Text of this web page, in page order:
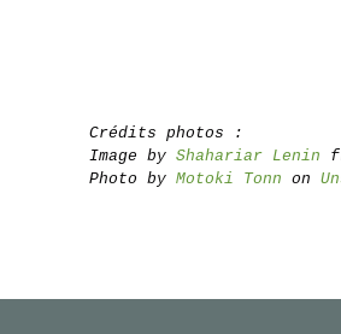
Crédits photos :
Image by Shahariar Lenin
Photo by Motoki Tonn on